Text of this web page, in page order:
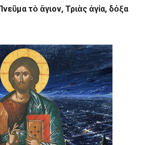
τὸ ἅγιον, Τριὰς ἁγία, δόξα